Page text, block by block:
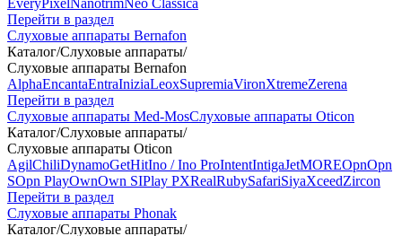
EveryPixelNanotrimNeo Classica
Перейти в раздел
Слуховые аппараты Bernafon
Каталог/Слуховые аппараты/
Слуховые аппараты Bernafon
AlphaEncantaEntraIniziaLeoxSupremiaVironXtremeZerena
Перейти в раздел
Слуховые аппараты Med-MosСлуховые аппараты Oticon
Каталог/Слуховые аппараты/
Слуховые аппараты Oticon
AgilChiliDynamoGetHitIno / Ino ProIntentIntigaJetMOREOpnOpn
SOpn PlayOwnOwn SIPlay PXRealRubySafariSiyaXceedZircon
Перейти в раздел
Слуховые аппараты Phonak
Каталог/Слуховые аппараты/